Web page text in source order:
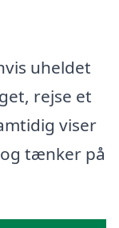
uheldet
rejse et
viser
tænker på